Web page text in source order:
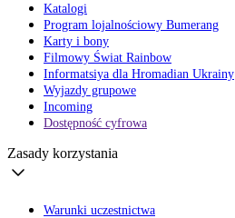
Katalogi
Program lojalnościowy Bumerang
Karty i bony
Filmowy Świat Rainbow
Informatsiya dla Hromadian Ukrainy
Wyjazdy grupowe
Incoming
Dostępność cyfrowa
Zasady korzystania
Warunki uczestnictwa